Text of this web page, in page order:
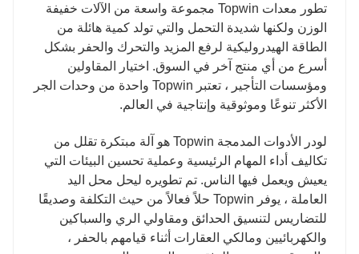
تطور معدات Topwin مجموعة واسعة من الآلات خفيفة
الوزن ولكنها شديدة التحمل والتي تولد كمية هائلة من
الطاقة الهيدروليكية لرفع المزيد والتحرك والحفر بشكل
أسرع من أي منتج آخر في السوق. اختيار المقاولين
ومؤسسات التأجير ، تعتبر Topwin واحدة من وحدات الجر
الأكثر تنوعًا وموثوقية وإنتاجية في العالم.
لودر الأدوات المدمجة Topwin هو آلة مبتكرة تقلل من
تكاليف أداء المهام الرئيسية وعملية تحسين البيئات التي
يعيش ويعمل فيها الناس. تم تطويره ليحل محل اليد
العاملة ، يوفر Topwin حلاً فعالاً من حيث التكلفة وصديقًا
للتضاريس لتنسيق الحدائق ومقاولي الري والسباكين
والكهربائيين ومالكي العقارات أثناء قيامهم بالحفر ،